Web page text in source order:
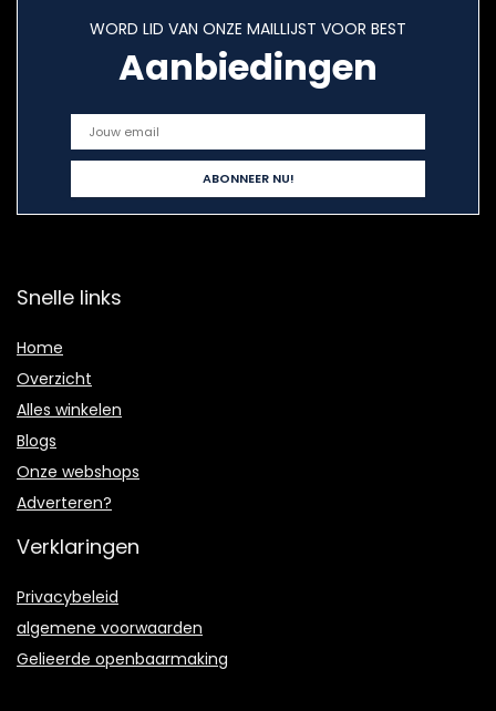
WORD LID VAN ONZE MAILLIJST VOOR BEST
Aanbiedingen
Snelle links
Home
Overzicht
Alles winkelen
Blogs
Onze webshops
Adverteren?
Verklaringen
Privacybeleid
algemene voorwaarden
Gelieerde openbaarmaking